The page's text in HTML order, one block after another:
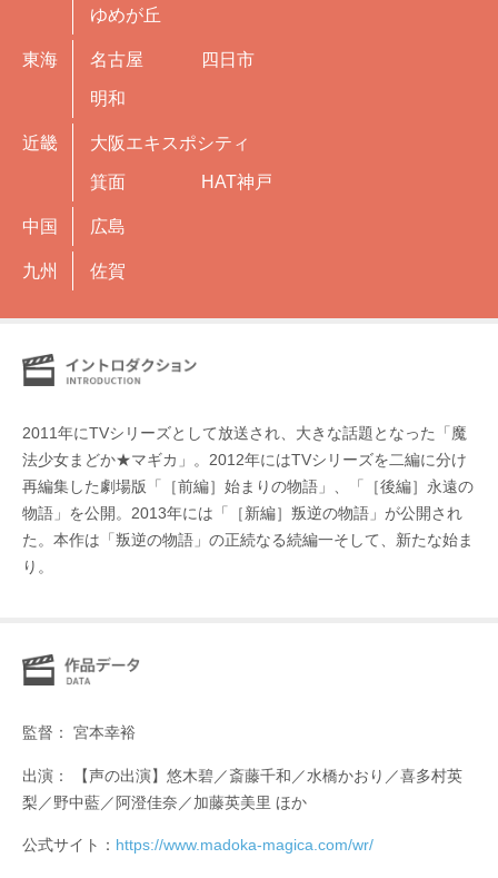
ゆめが丘
東海 名古屋 四日市
明和
近畿 大阪エキスポシティ
箕面 HAT神戸
中国 広島
九州 佐賀
2011年にTVシリーズとして放送され、大きな話題となった「魔
法少女まどか★マギカ」。2012年にはTVシリーズを二編に分け
再編集した劇場版「［前編］始まりの物語」、「［後編］永遠の
物語」を公開。2013年には「［新編］叛逆の物語」が公開され
た。本作は「叛逆の物語」の正続なる続編一そして、新たな始ま
り。
監督： 宮本幸裕
出演： 【声の出演】悠木碧／斎藤千和／水橋かおり／喜多村英
梨／野中藍／阿澄佳奈／加藤英美里 ほか
公式サイト： https://www.madoka-magica.com/wr/